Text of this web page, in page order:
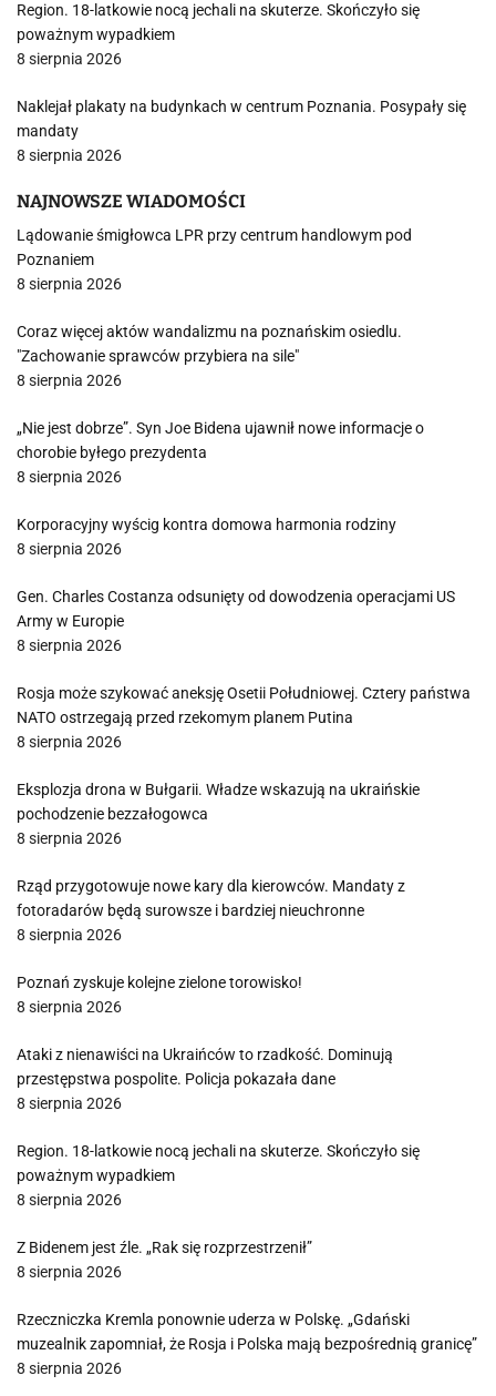
Region. 18-latkowie nocą jechali na skuterze. Skończyło się
poważnym wypadkiem
8 sierpnia 2026
Naklejał plakaty na budynkach w centrum Poznania. Posypały się
mandaty
8 sierpnia 2026
NAJNOWSZE WIADOMOŚCI
Lądowanie śmigłowca LPR przy centrum handlowym pod
Poznaniem
8 sierpnia 2026
Coraz więcej aktów wandalizmu na poznańskim osiedlu.
"Zachowanie sprawców przybiera na sile"
8 sierpnia 2026
„Nie jest dobrze”. Syn Joe Bidena ujawnił nowe informacje o
chorobie byłego prezydenta
8 sierpnia 2026
Korporacyjny wyścig kontra domowa harmonia rodziny
8 sierpnia 2026
Gen. Charles Costanza odsunięty od dowodzenia operacjami US
Army w Europie
8 sierpnia 2026
Rosja może szykować aneksję Osetii Południowej. Cztery państwa
NATO ostrzegają przed rzekomym planem Putina
8 sierpnia 2026
Eksplozja drona w Bułgarii. Władze wskazują na ukraińskie
pochodzenie bezzałogowca
8 sierpnia 2026
Rząd przygotowuje nowe kary dla kierowców. Mandaty z
fotoradarów będą surowsze i bardziej nieuchronne
8 sierpnia 2026
Poznań zyskuje kolejne zielone torowisko!
8 sierpnia 2026
Ataki z nienawiści na Ukraińców to rzadkość. Dominują
przestępstwa pospolite. Policja pokazała dane
8 sierpnia 2026
Region. 18-latkowie nocą jechali na skuterze. Skończyło się
poważnym wypadkiem
8 sierpnia 2026
Z Bidenem jest źle. „Rak się rozprzestrzenił”
8 sierpnia 2026
Rzeczniczka Kremla ponownie uderza w Polskę. „Gdański
muzealnik zapomniał, że Rosja i Polska mają bezpośrednią granicę”
8 sierpnia 2026